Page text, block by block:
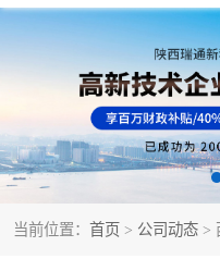
当前位置： 首页 > 公司动态 >